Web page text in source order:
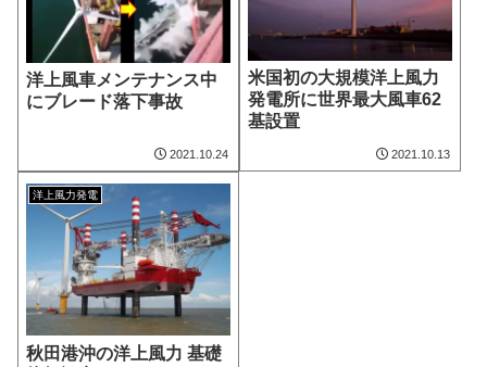
洋上風車メンテナンス中
にブレード落下事故
2021.10.24
米国初の大規模洋上風力
発電所に世界最大風車62
基設置
2021.10.13
洋上風力発電
秋田港沖の洋上風力 基礎